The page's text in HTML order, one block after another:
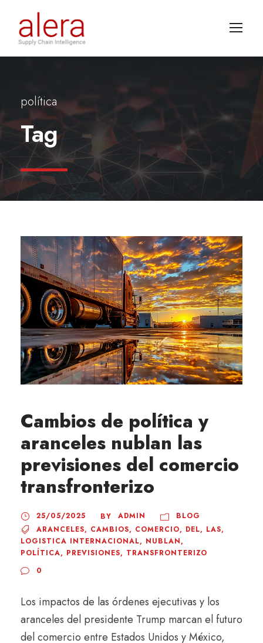
política
Tag
Cambios de política y
aranceles nublan las
previsiones del comercio
transfronterizo
25/05/2025 BY ADMIN
BLOG
ARANCELES, CAMBIOS, COMERCIO, DEL, LAS,
LOGISTICA INTERNACIONAL, NUBLAN,
POLÍTICA, PREVISIONES, TRANSFRONTERIZO
0
Los impactos de las órdenes ejecutivas y los
aranceles del presidente Trump marcan el futuro
del comercio entre Estados Unidos y México,